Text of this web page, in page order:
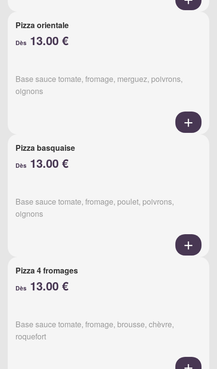
Pizza orientale
Dès 13.00 €
Base sauce tomate, fromage, merguez, poivrons,
oignons
Pizza basquaise
Dès 13.00 €
Base sauce tomate, fromage, poulet, poivrons,
oignons
Pizza 4 fromages
Dès 13.00 €
Base sauce tomate, fromage, brousse, chèvre,
roquefort